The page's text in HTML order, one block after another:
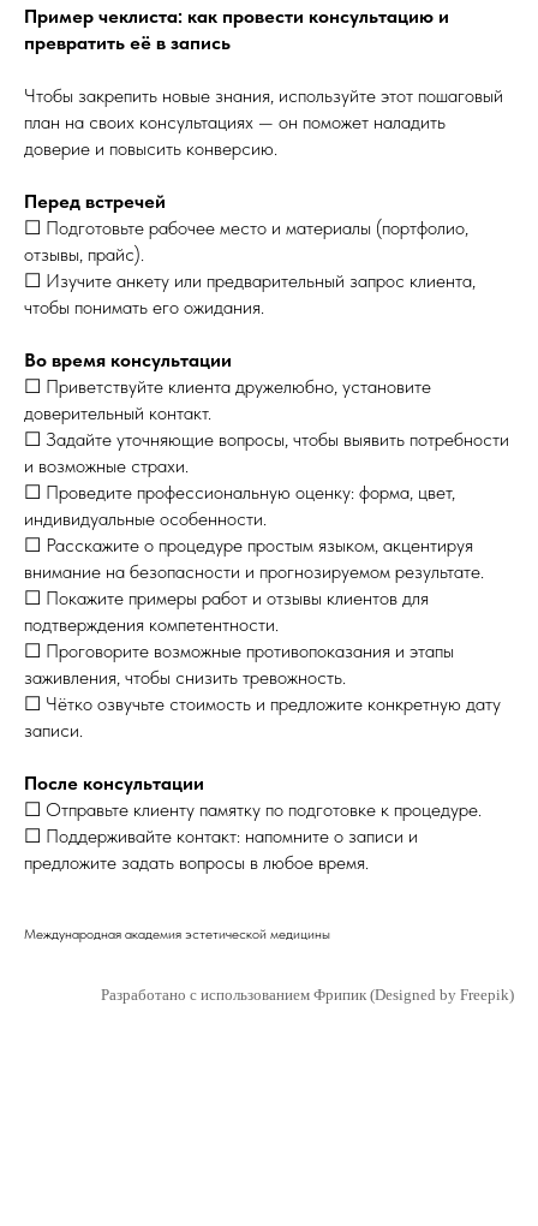
Пример чеклиста: как провести консультацию и
превратить её в запись
Чтобы закрепить новые знания, используйте этот пошаговый
план на своих консультациях — он поможет наладить
доверие и повысить конверсию.
Перед встречей
☐ Подготовьте рабочее место и материалы (портфолио,
отзывы, прайс).
☐ Изучите анкету или предварительный запрос клиента,
чтобы понимать его ожидания.
Во время консультации
☐ Приветствуйте клиента дружелюбно, установите
доверительный контакт.
☐ Задайте уточняющие вопросы, чтобы выявить потребности
и возможные страхи.
☐ Проведите профессиональную оценку: форма, цвет,
индивидуальные особенности.
☐ Расскажите о процедуре простым языком, акцентируя
внимание на безопасности и прогнозируемом результате.
☐ Покажите примеры работ и отзывы клиентов для
подтверждения компетентности.
☐ Проговорите возможные противопоказания и этапы
заживления, чтобы снизить тревожность.
☐ Чётко озвучьте стоимость и предложите конкретную дату
записи.
После консультации
☐ Отправьте клиенту памятку по подготовке к процедуре.
☐ Поддерживайте контакт: напомните о записи и
предложите задать вопросы в любое время.
Международная академия эстетической медицины
Разработано с использованием Фрипик (Designed by Freepik)